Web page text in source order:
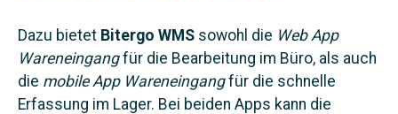
Dazu bietet Bitergo WMS sowohl die Web App
Wareneingangfür die Bearbeitung im Büro, als auch
die mobile App Wareneingangfür die schnelle
Erfassung im Lager. Bei beiden Apps kann die